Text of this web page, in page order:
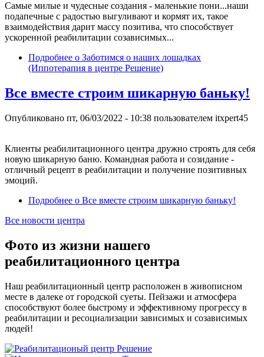
Самые милые и чудесные создания - маленькие пони...наши
подапечные с радостью выгуливают и кормят их, такое
взаимодействия дарит массу позитива, что способствует
ускоренной реабилитации созависимых...
Подробнее о Заботимся о наших лошадках
(Иппотерапия в центре Решение)
Все вместе строим шикарную баньку!
Опубликовано пт, 06/03/2022 - 10:38 пользователем itxpert45
Клиенты реабилитационного центра дружно строять для себя
новую шикарную баню. Командная работа и созидание -
отличный рецепт в реабилитации и получение позитивных
эмоций.
Подробнее о Все вместе строим шикарную баньку!
Все новости центра
Фото из жизни нашего
реабилитационного центра
Наш реабилитационный центр расположен в живописном
месте в далеке от городской суеты. Пейзажи и атмосфера
способствуют более быстрому и эффективному прогрессу в
реабилитации и ресоциализации зависимых и созависимых
людей!